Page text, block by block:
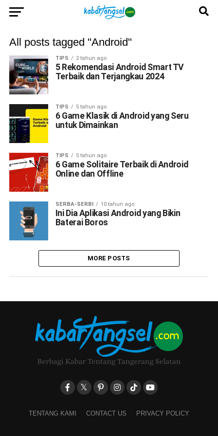
All posts tagged "Android"
TIPS 2 tahun ago
5 Rekomendasi Android Smart TV
Terbaik dan Terjangkau 2024
TIPS 5 tahun ago
6 Game Klasik di Android yang Seru
untuk Dimainkan
TIPS 5 tahun ago
6 Game Solitaire Terbaik di Android
Online dan Offline
SERBA-SERBI 10 tahun ago
Ini Dia Aplikasi Android yang Bikin
Baterai Boros
MORE POSTS
TENTANG KAMI CONTACT US PRIVACY POLICY